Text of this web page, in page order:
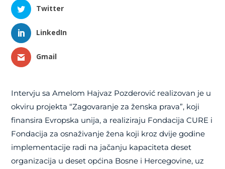
Twitter
LinkedIn
Gmail
Intervju sa Amelom Hajvaz Pozderović realizovan je u
okviru projekta “Zagovaranje za ženska prava”, koji
finansira Evropska unija, a realiziraju Fondacija CURE i
Fondacija za osnaživanje žena koji kroz dvije godine
implementacije radi na jačanju kapaciteta deset
organizacija u deset općina Bosne i Hercegovine, uz